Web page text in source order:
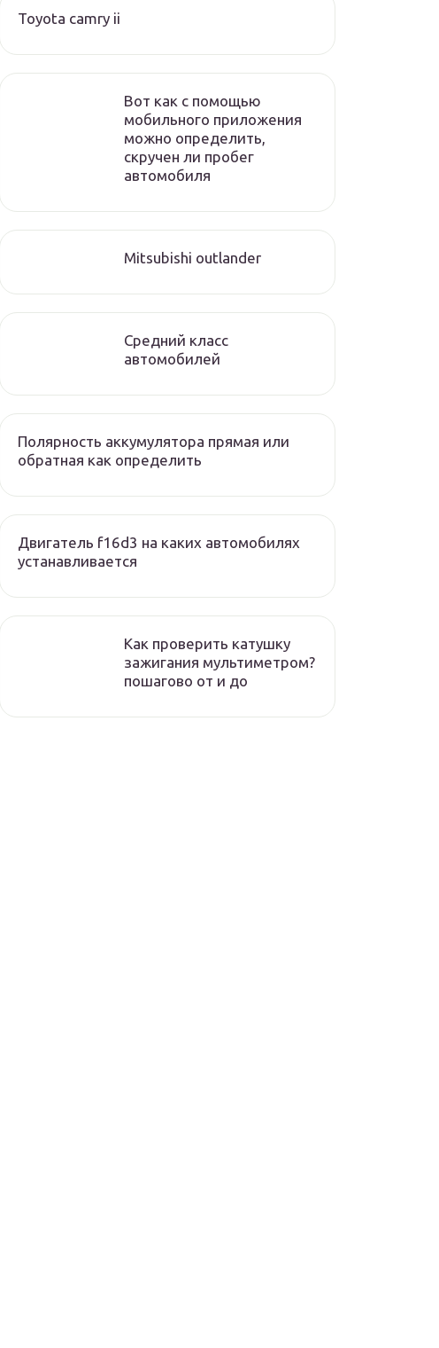
Toyota camry ii
Вот как с помощью
мобильного приложения
можно определить,
скручен ли пробег
автомобиля
Mitsubishi outlander
Средний класс
автомобилей
Полярность аккумулятора прямая или
обратная как определить
Двигатель f16d3 на каких автомобилях
устанавливается
Как проверить катушку
зажигания мультиметром?
пошагово от и до